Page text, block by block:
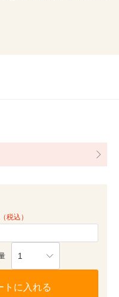
（税込）
1
トに入れる